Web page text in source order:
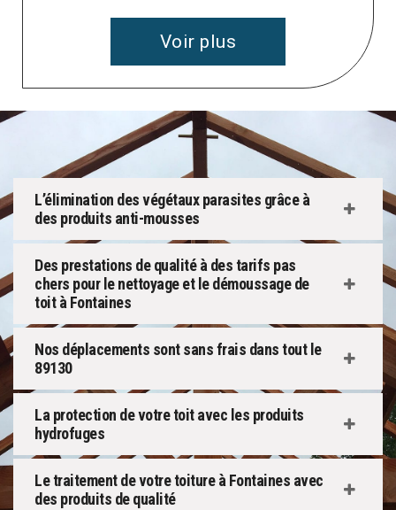
Voir plus
L’élimination des végétaux parasites grâce à
des produits anti-mousses
Des prestations de qualité à des tarifs pas
chers pour le nettoyage et le démoussage de
toit à Fontaines
Nos déplacements sont sans frais dans tout le
89130
La protection de votre toit avec les produits
hydrofuges
Le traitement de votre toiture à Fontaines avec
des produits de qualité